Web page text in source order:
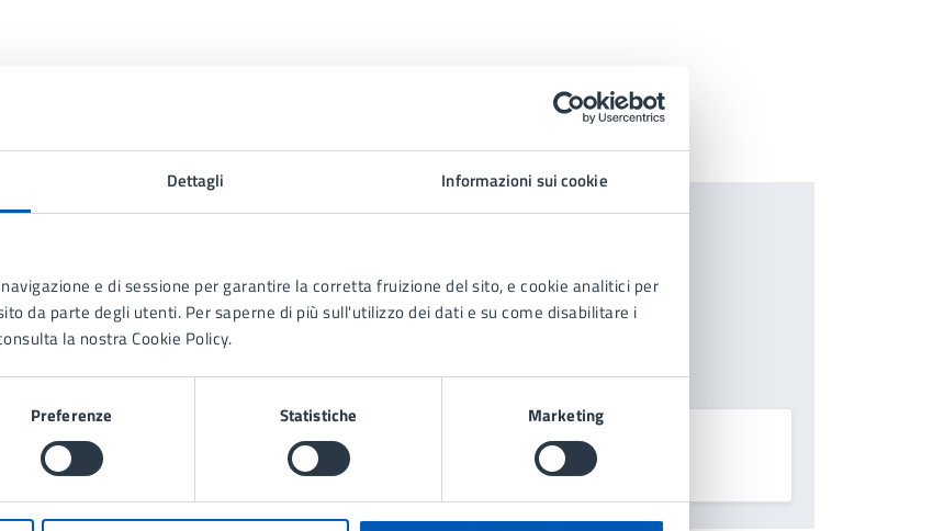
Dettagli Informazioni sui cookie
e di sessione per garantire la corretta fruizione del sito, e cookie analitici per
da parte degli utenti. Per saperne di più sull'utilizzo dei dati e su come disabilitare i
la nostra Cookie Policy.
Preferenze Statistiche Marketing
Accedi al servizio
Richiedi online
Uffici che erogano il servizio
Servizi per l'istruzione e il diritto allo studio
Via Gramsci 21, Lissone (MB), 20851